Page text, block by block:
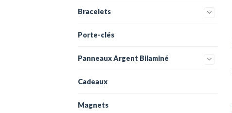
Bracelets
Porte-clés
Panneaux Argent Bilaminé
Cadeaux
Magnets